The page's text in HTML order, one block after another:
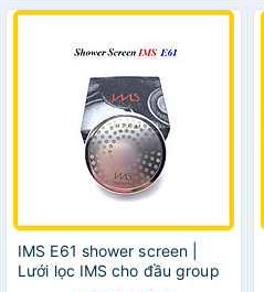
IMS E61 shower screen |
Lưới lọc IMS cho đầu group